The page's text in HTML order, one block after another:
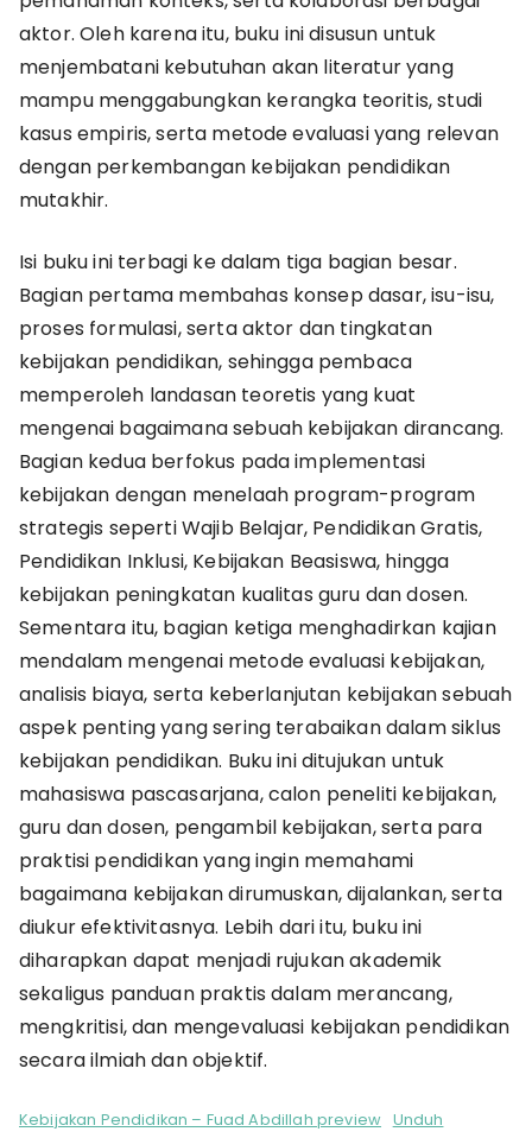
aktor. Oleh karena itu, buku ini disusun untuk
menjembatani kebutuhan akan literatur yang
mampu menggabungkan kerangka teoritis, studi
kasus empiris, serta metode evaluasi yang relevan
dengan perkembangan kebijakan pendidikan
mutakhir.
Isi buku ini terbagi ke dalam tiga bagian besar.
Bagian pertama membahas konsep dasar, isu-isu,
proses formulasi, serta aktor dan tingkatan
kebijakan pendidikan, sehingga pembaca
memperoleh landasan teoretis yang kuat
mengenai bagaimana sebuah kebijakan dirancang.
Bagian kedua berfokus pada implementasi
kebijakan dengan menelaah program-program
strategis seperti Wajib Belajar, Pendidikan Gratis,
Pendidikan Inklusi, Kebijakan Beasiswa, hingga
kebijakan peningkatan kualitas guru dan dosen.
Sementara itu, bagian ketiga menghadirkan kajian
mendalam mengenai metode evaluasi kebijakan,
analisis biaya, serta keberlanjutan kebijakan sebuah
aspek penting yang sering terabaikan dalam siklus
kebijakan pendidikan. Buku ini ditujukan untuk
mahasiswa pascasarjana, calon peneliti kebijakan,
guru dan dosen, pengambil kebijakan, serta para
praktisi pendidikan yang ingin memahami
bagaimana kebijakan dirumuskan, dijalankan, serta
diukur efektivitasnya. Lebih dari itu, buku ini
diharapkan dapat menjadi rujukan akademik
sekaligus panduan praktis dalam merancang,
mengkritisi, dan mengevaluasi kebijakan pendidikan
secara ilmiah dan objektif.
Kebijakan Pendidikan – Fuad Abdillah preview Unduh